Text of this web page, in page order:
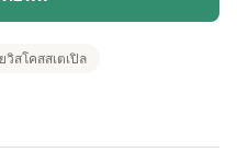
วิสโคสสเตเปิล